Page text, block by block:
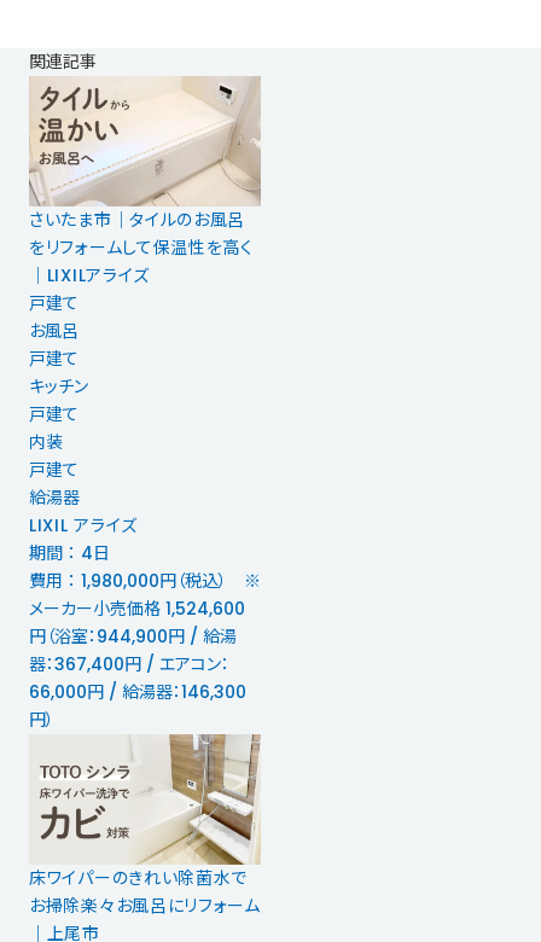
関連記事
さいたま市｜タイルのお風呂
をリフォームして保温性を高く
｜LIXILアライズ
戸建て
お風呂
戸建て
キッチン
戸建て
内装
戸建て
給湯器
LIXIL アライズ
期間 ： 4日
費用 ： 1,980,000円（税込） ※
メーカー小売価格 1,524,600
円（浴室：944,900円 / 給湯
器：367,400円 / エアコン：
66,000円 / 給湯器：146,300
円）
床ワイパーのきれい除菌水で
お掃除楽々お風呂にリフォーム
｜上尾市